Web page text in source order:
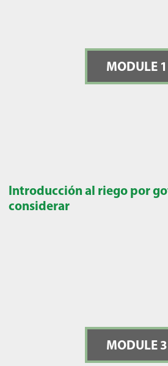
MODULE 1
Introducción al riego por
considerar
MODULE 3